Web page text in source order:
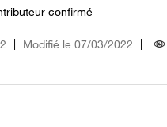
confirmé
Modifié le 07/03/2022